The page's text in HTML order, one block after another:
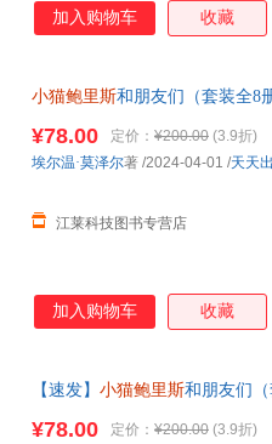
加入购物车 收藏
小猫鲍里斯和朋友们（套装全8
¥78.00 定价： ¥200.00 (3.9折)
江莱科技图书专营店
埃尔温·莫泽尔著 /2024-04-01 /天天
加入购物车 收藏
【速发】 小猫鲍里斯和朋友们
¥78.00 定价： ¥200.00 (3.9折)